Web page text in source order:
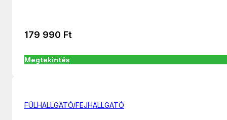
179 990 Ft
Megtekintés
FÜLHALLGATÓ/FEJHALLGATÓ